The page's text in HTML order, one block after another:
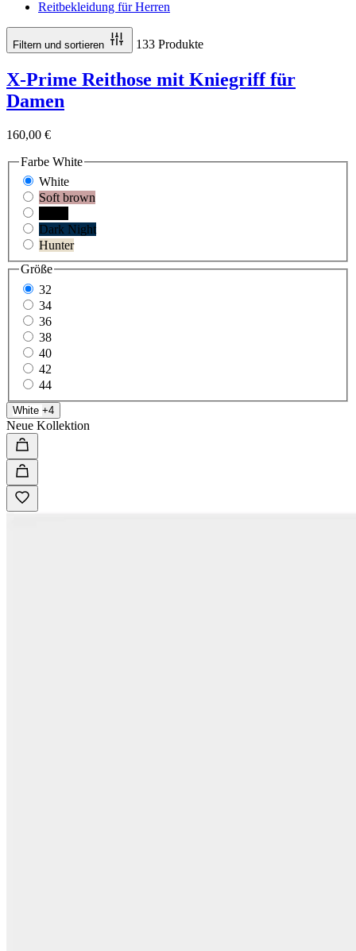
Reitbekleidung für Herren
Filtern und sortieren 133 Produkte
X-Prime Reithose mit Kniegriff für
Damen
160,00 €
Farbe White
White
Soft brown
Dark Night
Hunter
Größe
32
34
36
38
40
42
44
White +4
Neue Kollektion